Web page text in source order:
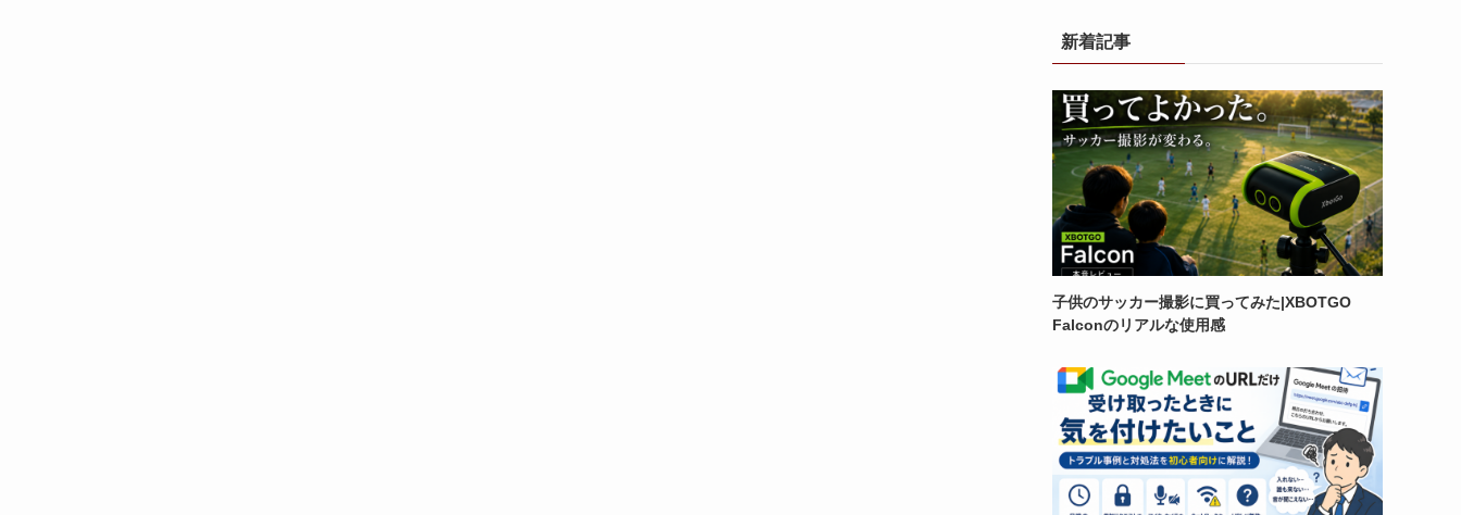
新着記事
子供のサッカー撮影に買ってみた|XBOTGO
Falconのリアルな使用感